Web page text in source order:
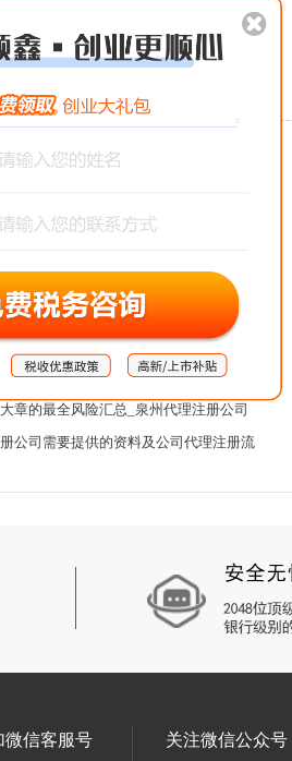
基本户和一般户有什么区别？_泉州代理
：个人独资企业_石狮代理注册公司
大章有哪些？分别有什么用？_晋江代理注
公司的好处_石狮代理注册公司
和个体户相比有哪些不同呢？_南安代理
创业做老板，不懂如何注册公司怎么行
章的最全风险汇总_泉州代理注册公司
公司需要提供的资料及公司代理注册流
微信客服号 关注微信公众号